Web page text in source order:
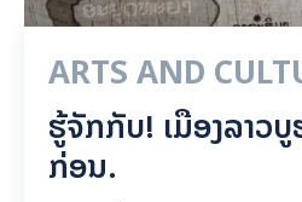
ARTS AND
ຮູ້ຈັກກັບ! ເມືອງລາວ
ກ່ອນ.